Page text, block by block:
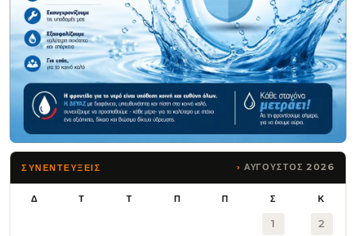
ΣΥΝΕΝΤΕΥΞΕΙΣ ΑΥΓΟΥΣΤΟΣ 2026
Δ Τ Τ Π Π Σ Κ
1 2